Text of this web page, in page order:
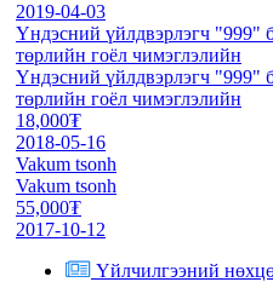
2019-04-03
Үндэсний үйлдвэрлэгч "999"
төрлийн гоёл чимэглэлийн
Үндэсний үйлдвэрлэгч "999"
төрлийн гоёл чимэглэлийн
18,000₮
2018-05-16
Vakum tsonh
Vakum tsonh
55,000₮
2017-10-12
Үйлчилгээний